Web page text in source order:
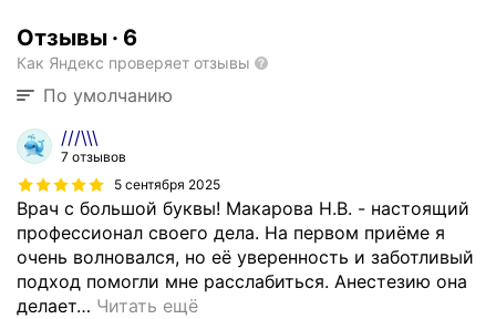
Отзывы · 6
Как Яндекс проверяет отзывы
По умолчанию
///\\\
7 отзывов
5 сентября 2025
Врач с большой буквы! Макарова Н.В. - настоящий
профессионал своего дела. На первом приёме я
очень волновался, но её уверенность и заботливый
подход помогли мне расслабиться. Анестезию она
делает… Читать ещё